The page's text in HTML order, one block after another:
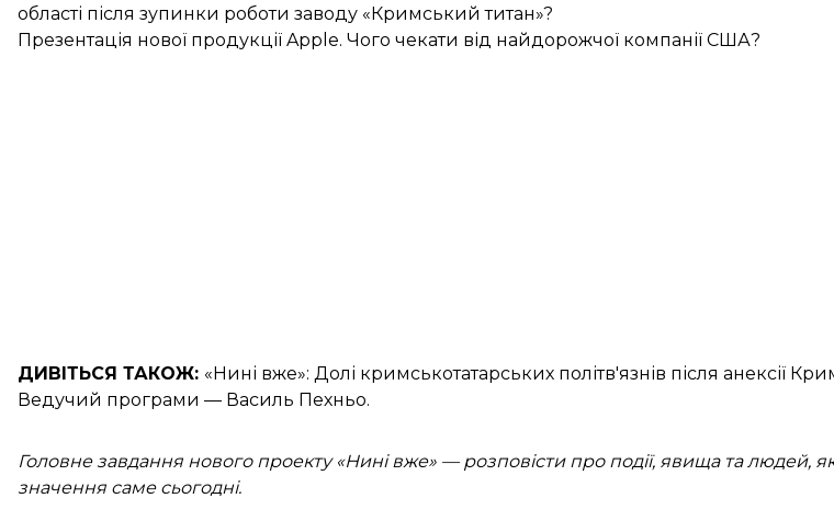
області після зупинки роботи заводу «Кримський титан»?
Презентація нової продукції Apple. Чого чекати від найдорожчої компанії США?
ДИВІТЬСЯ ТАКОЖ: «Нині вже»: Долі кримськотатарських політв'язнів після анексії
Ведучий програми — Василь Пехньо.
Головне завдання нового проекту «Нині вже» — розповісти про події, явища та людей,
значення саме сьогодні.